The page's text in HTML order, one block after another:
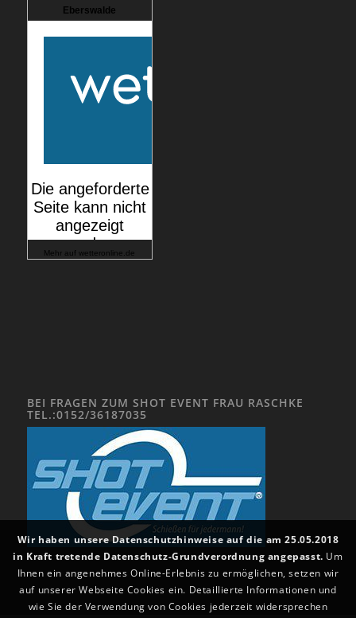
Eberswalde
Mehr aufwetteronline.de
BEI FRAGEN ZUM SHOT EVENT FRAU RASCHKE
TEL.:0152/36187035
Wir haben unsere Datenschutzhinweise auf die am 25.05.2018
in Kraft tretende Datenschutz-Grundverordnung angepasst. Um
Ihnen ein angenehmes Online-Erlebnis zu ermöglichen, setzen wir
auf unserer Webseite Cookies ein. Detaillierte Informationen und
wie Sie der Verwendung von Cookies jederzeit widersprechen